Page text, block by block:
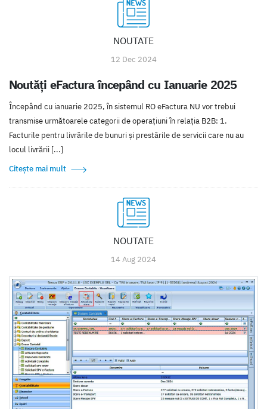
NOUTATE
12 Dec 2024
Noutăți eFactura începând cu Ianuarie 2025
Începând cu ianuarie 2025, în sistemul RO eFactura NU vor trebui
transmise următoarele categorii de operațiuni în relația B2B: 1.
Facturile pentru livrările de bunuri și prestările de servicii care nu au
locul livrării [...]
Citește mai mult
NOUTATE
14 Aug 2024